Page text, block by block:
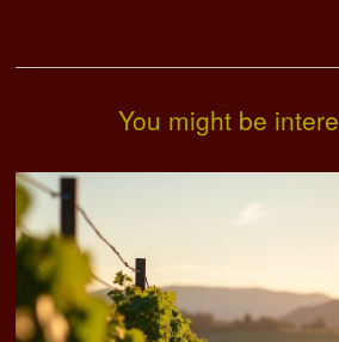
You might be